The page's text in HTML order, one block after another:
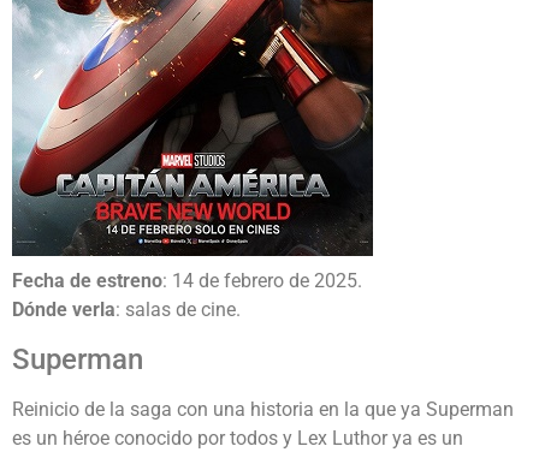
Fecha de estreno: 14 de febrero de 2025.
Dónde verla: salas de cine.
Superman
Reinicio de la saga con una historia en la que ya Superman
es un héroe conocido por todos y Lex Luthor ya es un